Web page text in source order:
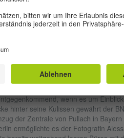
der Überwachung beschäftigt
der Bilder aus dem Archiv der
Geheimdienstes so unbehelligt
von einer eigenen Behörde
wenn es um
hinter seine Kulissen gewährt der
der Zentrale von Pullach in Bayern
ermöglichte es der Fotografin